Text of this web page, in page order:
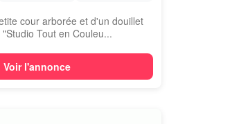
cour arborée et d'un douillet
Tout en Couleu...
Voir l'annonce